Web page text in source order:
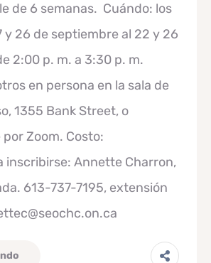
de 6 semanas. Cuándo: los
y 26 de septiembre al 22 y 26
2:00 p. m. a 3:30 p. m.
en persona en la sala de
1355 Bank Street, o
Zoom. Costo:
inscribirse: Annette Charron,
613-737-7195, extensión